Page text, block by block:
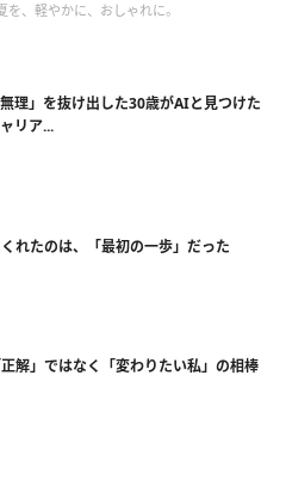
を、軽やかに、おしゃれに。
無理」を抜け出した30歳がAIと見つけた
リア...
れたのは、「最初の一歩」だった
解」ではなく「変わりたい私」の相棒